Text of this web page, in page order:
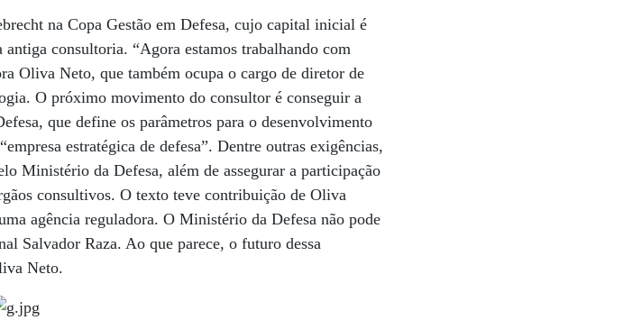
na Copa Gestão em Defesa, cujo capital inicial é
consultoria. “Agora estamos trabalhando com
Oliva Neto, que também ocupa o cargo de diretor de
O próximo movimento do consultor é conseguir a
que define os parâmetros para o desenvolvimento
estratégica de defesa”. Dentre outras exigências,
Ministério da Defesa, além de assegurar a participação
consultivos. O texto teve contribuição de Oliva
agência reguladora. O Ministério da Defesa não pode
Salvador Raza. Ao que parece, o futuro dessa
Neto.